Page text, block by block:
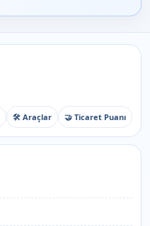
🛠️ Araçlar 🤝 Ticaret Puanı